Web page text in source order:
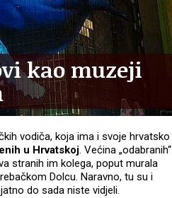
kao muzeji
vodiča, koja ima i svoje hrvatsko
u Hrvatskoj. Većina „odabranih“
stranih im kolega, poput murala
Dolcu. Naravno, tu su i
do sada niste vidjeli.